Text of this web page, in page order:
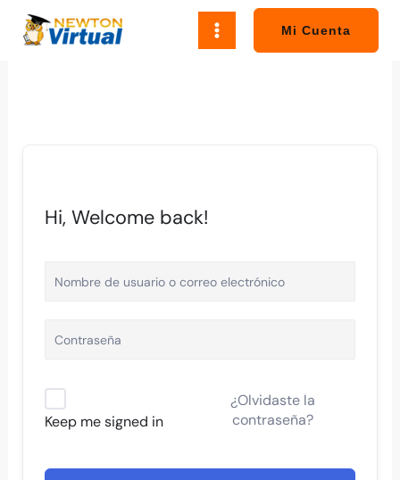
Mi Cuenta
Hi, Welcome back!
Keep me signed in
¿Olvidaste la
contraseña?